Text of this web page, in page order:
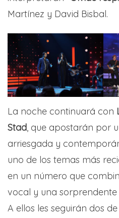
Martínez y David Bisbal.
La noche continuará con
Stad, que apostarán por
arriesgada y
uno de los temas más
en un número que
vocal y una sorprendente
A ellos les seguirán dos